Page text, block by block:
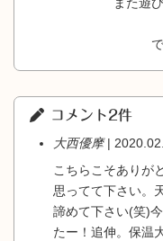
コメント2件
大西優摩|
こちらこそありが
思ってて下さい。
諦めて下さい(笑)
たー！追伸。保温